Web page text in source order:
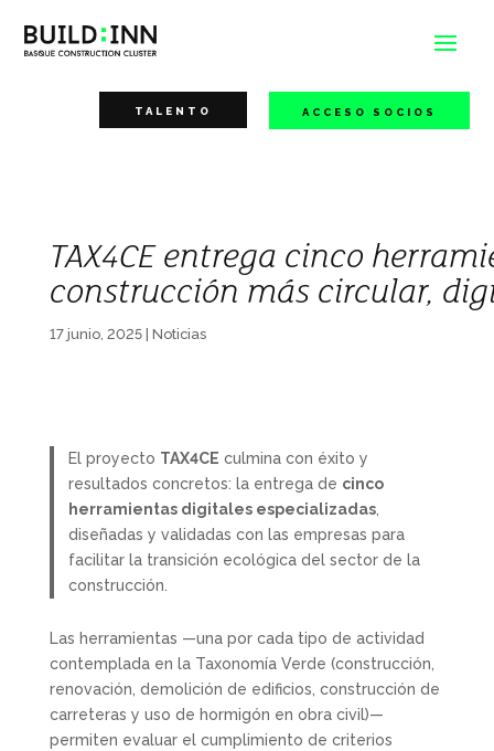
TALENTO ACCESO SOCIOS
TAX4CE entrega cinco
construcción más circular,
17 junio, 2025| Noticias
El proyecto TAX4CE culmina con éxito y
resultados concretos: la entrega de cinco
herramientas digitales especializadas
diseñadas y validadas con las empresas para
facilitar la transición ecológica del sector de la
construcción.
Las herramientas —una por cada tipo de actividad
contemplada en la Taxonomía Verde (construcción,
renovación, demolición de edificios, construcción de
carreteras y uso de hormigón en obra civil)—
permiten evaluar el cumplimiento de criterios